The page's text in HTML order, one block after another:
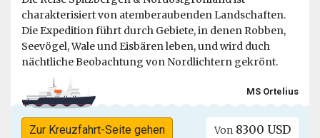
charakterisiert von atemberaubenden Landschaften.
Die Expedition führt durch Gebiete, in denen Robben,
Seevögel, Wale und Eisbären leben, und wird duch
nächtliche Beobachtung von Nordlichtern gekrönt.
MS Ortelius
Zur Kreuzfahrt-Seite gehen Von 8300 USD